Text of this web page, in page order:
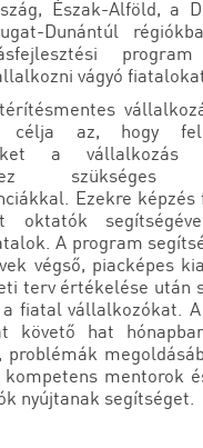
Észak-Alföld, a
Dunántúl
vágyó
célja az, hogy
a vállalkozás
szükséges
Ezekre
oktatók
A program
végső, piacképes
terv értékelése után
fiatal vállalkozókat.
követő hat
problémák
mentorok
nyújtanak segítséget.